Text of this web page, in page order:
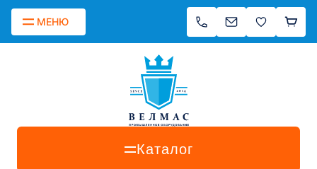
МЕНЮ
Каталог